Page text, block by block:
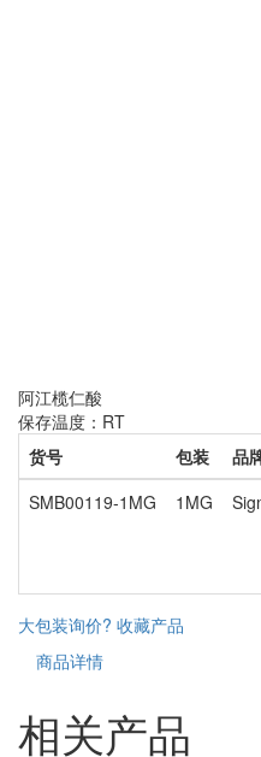
阿江榄仁酸
保存温度：RT
货号
包装 品
SMB00119-1MG
1MG
大包装询价? 收藏产品
商品详情
相关产品